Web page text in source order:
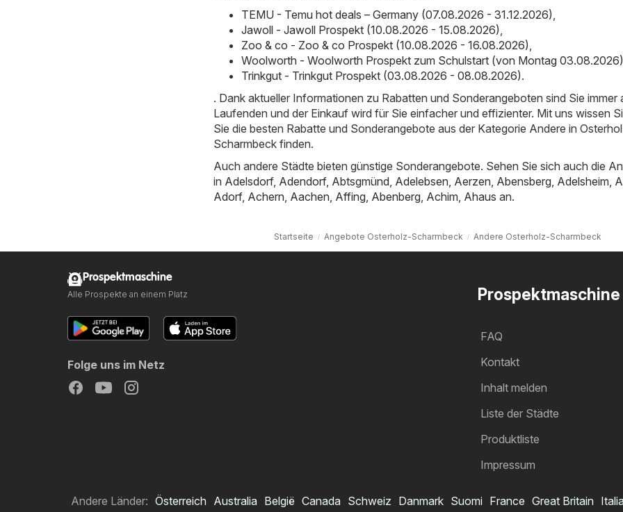
TEMU - Temu hot deals – Germany (07.08.2026 - 31.12.2026)
Jawoll - Jawoll Prospekt (10.08.2026 - 15.08.2026)
Zoo & co - Zoo & co Prospekt (10.08.2026 - 16.08.2026)
Woolworth - Woolworth Prospekt zum Schulstart (von Montag 03.08.2026)
Trinkgut - Trinkgut Prospekt (03.08.2026 - 08.08.2026).
. Dank aktueller Informationen zu Rabatten und Sonderangeboten sind Sie immer
Laufenden und der Einkauf wird für Sie einfacher und effizienter. Mit uns wissen
Sie die besten Rabatte und Sonderangebote aus der Kategorie Andere in
Scharmbeck finden.
Auch andere Städte bieten günstige Sonderangebote. Sehen Sie sich auch die
in Adelsdorf, Adendorf, Abtsgmünd Adelebsen Aerzen Abensberg Adelsheim
Adorf, Achern Aachen Affing Abenberg Achim Ahaus an.
Startseite Angebote Osterholz-Scharmbeck Andere Osterholz-Scharmbeck
Prospektmaschine
FAQ
Kontakt
Inhalt melden
Liste der Städte
Produktliste
Impressum
Prospektmaschine
Alle Prospekte an einem Platz
Folge uns im Netz
Andere Länder: Österreich Australia België Canada Schweiz Danmark Suomi France Great Britain